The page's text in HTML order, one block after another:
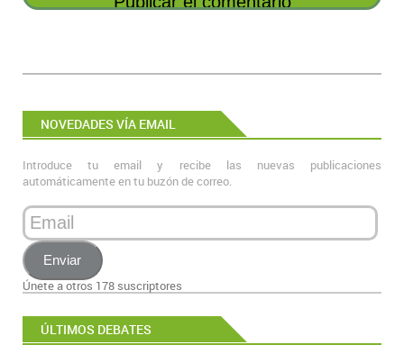
NOVEDADES VÍA EMAIL
Introduce tu email y recibe las nuevas publicaciones
automáticamente en tu buzón de correo.
Email
Enviar
Únete a otros 178 suscriptores
ÚLTIMOS DEBATES